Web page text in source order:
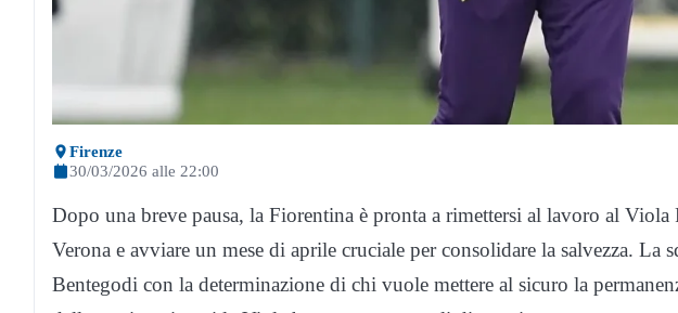
Firenze
30/03/2026 alle 22:00
Dopo una breve pausa, la Fiorentina è pronta a rimettersi al lavoro al
Verona e avviare un mese di aprile cruciale per consolidare la salvezza. La
Bentegodi con la determinazione di chi vuole mettere al sicuro la